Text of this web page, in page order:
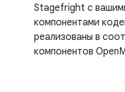
Stagefright с
компонентами
реализованы в
компонентов